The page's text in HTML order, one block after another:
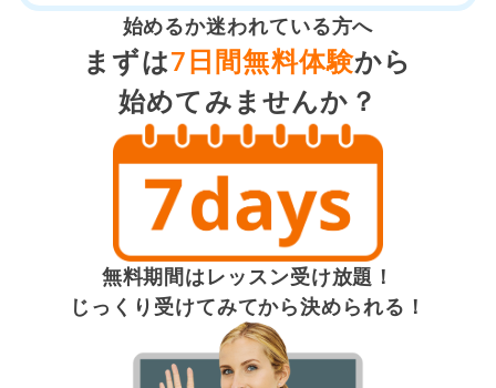
始めるか迷われている方へ
まずは7日間無料体験から
始めてみませんか？
無料期間はレッスン受け放題！
じっくり受けてみてから決められる！